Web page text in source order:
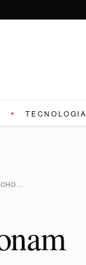
TECNOLOGIA